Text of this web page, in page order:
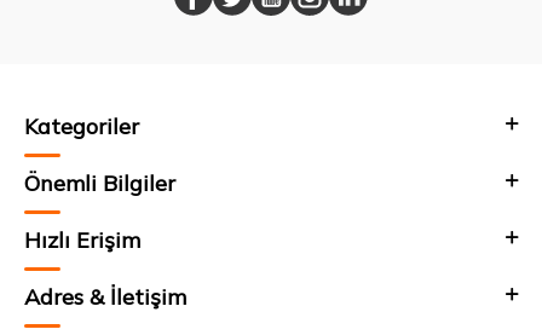
Kategoriler
Önemli Bilgiler
Hızlı Erişim
Adres & İletişim